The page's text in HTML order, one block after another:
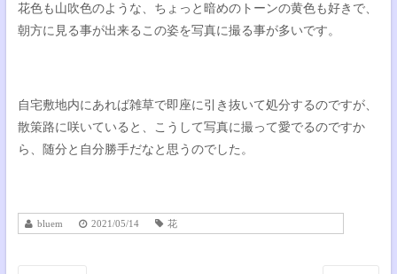
花色も山吹色のような、ちょっと暗めのトーンの黄色も好きで、
朝方に見る事が出来るこの姿を写真に撮る事が多いです。
自宅敷地内にあれば雑草で即座に引き抜いて処分するのですが、
散策路に咲いていると、こうして写真に撮って愛でるのですか
ら、随分と自分勝手だなと思うのでした。
bluem 2021/05/14 花